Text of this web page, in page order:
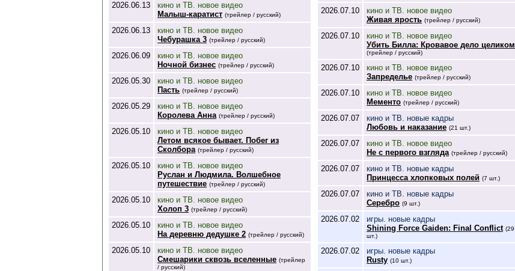
2026.06.13
кино и ТВ. новое видео
Малыш-каратист (трейлер / русский)
2026.06.13
кино и ТВ. новое видео
Чебурашка 3 (трейлер / русский)
2026.06.09
кино и ТВ. новое видео
Ночной бизнес (трейлер / русский)
2026.05.30
кино и ТВ. новое видео
Пасть (трейлер / русский)
2026.05.29
кино и ТВ. новое видео
Королева Анна (трейлер / русский)
2026.05.10
кино и ТВ. новое видео
Летом всякое бывает. Побег из
Сколбора (трейлер / русский)
2026.05.10
кино и ТВ. новое видео
Руслан и Людмила. Волшебное
путешествие (трейлер / русский)
2026.05.10
кино и ТВ. новое видео
Холоп 3 (трейлер / русский)
2026.05.10
кино и ТВ. новое видео
На деревню дедушке 2 (трейлер / русский)
2026.05.10
кино и ТВ. новое видео
Смешарики сквозь вселенные (трейлер
/ русский)
2026.07.10
кино и ТВ. новое видео
Живая ярость (трейлер / русский)
2026.07.10
кино и ТВ. новое видео
Убить Билла: Кровавое дело целиком
(трейлер / русский)
2026.07.10
кино и ТВ. новое видео
Запределье (трейлер / русский)
2026.07.10
кино и ТВ. новое видео
Мементо (трейлер / русский)
2026.07.07
кино и ТВ. новые кадры
Любовь и наказание (21 шт.)
2026.07.07
кино и ТВ. новое видео
Не с первого взгляда (трейлер / русский)
2026.07.07
кино и ТВ. новые кадры
Принцесса хлопковых полей (7 шт.)
2026.07.07
кино и ТВ. новые кадры
Серебро (9 шт.)
2026.07.02
игры. новые кадры
Shining Force Gaiden: Final Conflict (29
шт.)
2026.07.02
игры. новые кадры
Rusty (10 шт.)